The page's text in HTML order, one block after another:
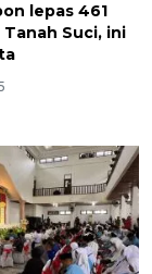
lepas 461
Suci, ini